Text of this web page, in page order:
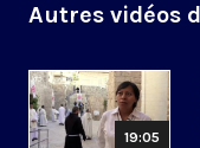
Autres vidéos
19:05